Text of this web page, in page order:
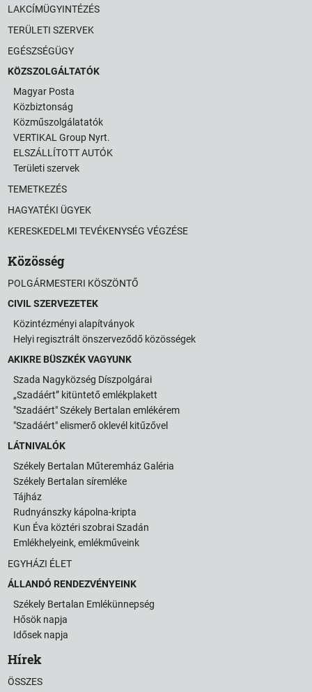
LAKCÍMÜGYINTÉZÉS
TERÜLETI SZERVEK
EGÉSZSÉGÜGY
KÖZSZOLGÁLTATÓK
Magyar Posta
Közbiztonság
Közműszolgálatatók
VERTIKAL Group Nyrt.
ELSZÁLLÍTOTT AUTÓK
Területi szervek
TEMETKEZÉS
HAGYATÉKI ÜGYEK
KERESKEDELMI TEVÉKENYSÉG VÉGZÉSE
Közösség
POLGÁRMESTERI KÖSZÖNTŐ
CIVIL SZERVEZETEK
Közintézményi alapítványok
Helyi regisztrált önszerveződő közösségek
AKIKRE BÜSZKÉK VAGYUNK
Szada Nagyközség Díszpolgárai
„Szadáért” kitüntető emlékplakett
"Szadáért" Székely Bertalan emlékérem
"Szadáért" elismerő oklevél kitűzővel
LÁTNIVALÓK
Székely Bertalan Műteremház Galéria
Székely Bertalan síremléke
Tájház
Rudnyánszky kápolna-kripta
Kun Éva köztéri szobrai Szadán
Emlékhelyeink, emlékműveink
EGYHÁZI ÉLET
ÁLLANDÓ RENDEZVÉNYEINK
Székely Bertalan Emlékünnepség
Hősök napja
Idősek napja
Hírek
ÖSSZES